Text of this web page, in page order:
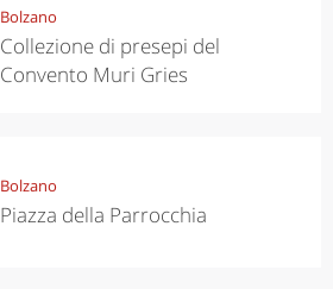
Bolzano
Collezione di presepi del
Convento Muri Gries
Bolzano
Piazza della Parrocchia